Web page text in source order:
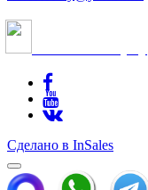
Сделано в InSales